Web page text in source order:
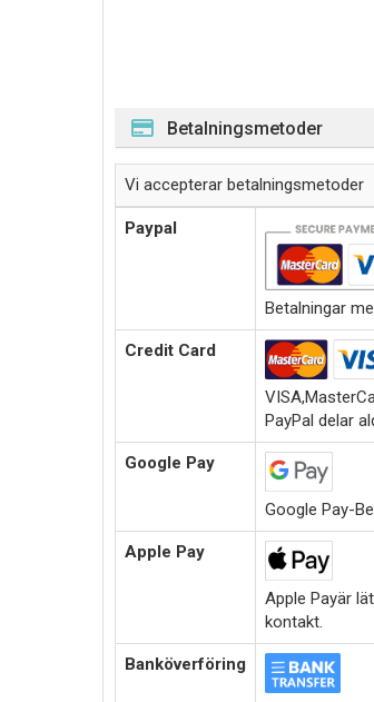
Betalningsmetoder
Vi accepterar betalningsmetoder
Paypal
Betalningar
Credit Card
PayPal delar
Google Pay
Google Pay-
Apple Pay
Apple Payär
kontakt.
Banköverföring